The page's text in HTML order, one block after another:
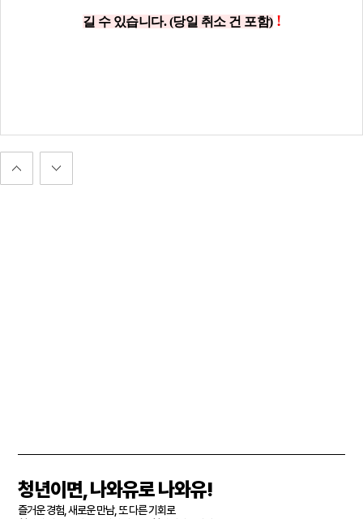
길 수 있습니다. (당일 취소 건 포함) !
청년이면, 나와유로 나와유!
즐거운 경험, 새로운 만남, 또 다른 기회로